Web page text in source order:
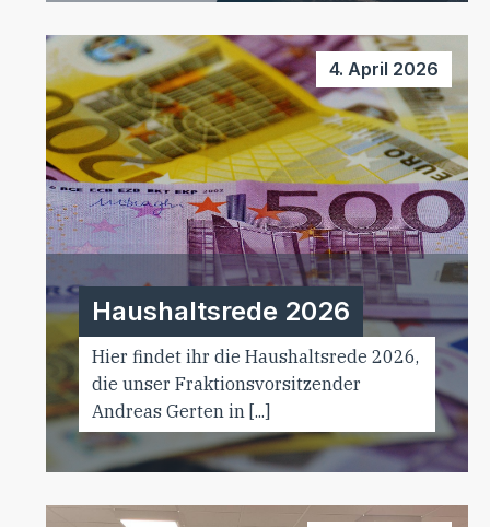
4. April 2026
Haushaltsrede 2026
Hier findet ihr die Haushaltsrede 2026,
die unser Fraktionsvorsitzender
Andreas Gerten in [...]